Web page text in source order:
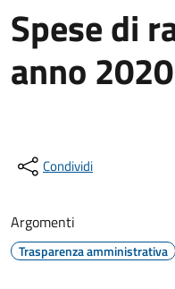
Spese di
anno 2020
Condividi
Argomenti
Trasparenza amministrativa